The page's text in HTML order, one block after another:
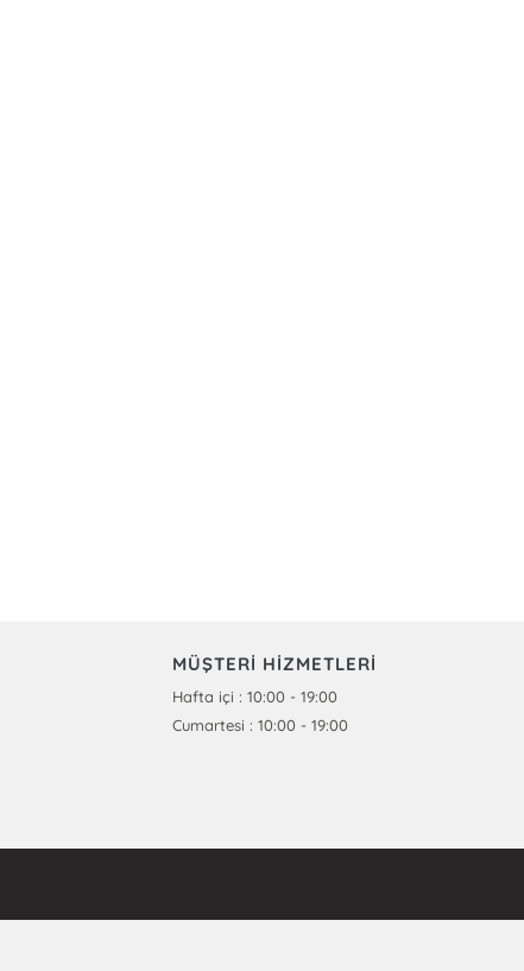
MÜŞTERİ HİZMETLERİ
Hafta içi : 10:00 - 19:00
Cumartesi : 10:00 - 19:00